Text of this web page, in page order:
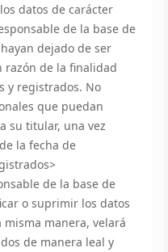
datos de carácter
de la base de
dejado de ser
razón de la finalidad
y registrados. No
que puedan
su titular, una vez
la fecha de
de la base de
o suprimir los datos
manera, velará
de manera leal y